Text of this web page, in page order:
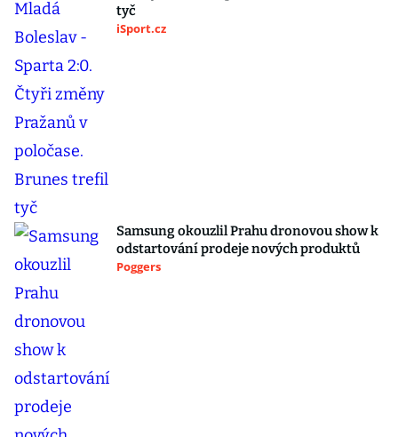
tyč
iSport.cz
Samsung okouzlil Prahu dronovou show k
odstartování prodeje nových produktů
Poggers